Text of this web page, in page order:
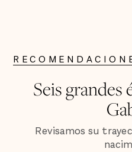
Seis grandes
Revisamos su